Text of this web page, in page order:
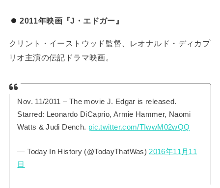
2011年映画『J・エドガー』
クリント・イーストウッド監督、レオナルド・ディカプ
リオ主演の伝記ドラマ映画。
Nov. 11/2011 – The movie J. Edgar is released.
Starred: Leonardo DiCaprio, Armie Hammer, Naomi
Watts & Judi Dench. pic.twitter.com/TIwwM02wQQ
— Today In History (@TodayThatWas) 2016年11月11
日